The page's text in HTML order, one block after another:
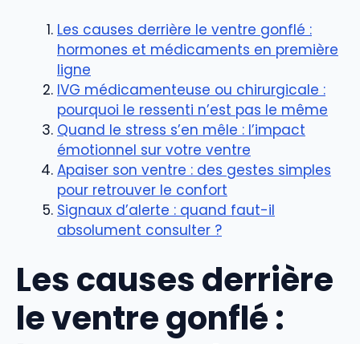
Les causes derrière le ventre gonflé :
hormones et médicaments en première
ligne
IVG médicamenteuse ou chirurgicale :
pourquoi le ressenti n’est pas le même
Quand le stress s’en mêle : l’impact
émotionnel sur votre ventre
Apaiser son ventre : des gestes simples
pour retrouver le confort
Signaux d’alerte : quand faut-il
absolument consulter ?
Les causes derrière
le ventre gonflé :